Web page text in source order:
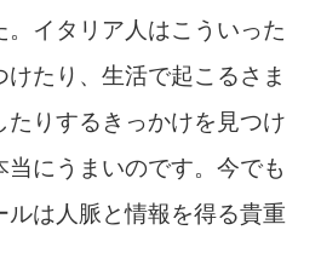
。イタリア人はこういった
たり、生活で起こるさま
たりするきっかけを見つけ
当にうまいのです。今でも
は人脈と情報を得る貴重